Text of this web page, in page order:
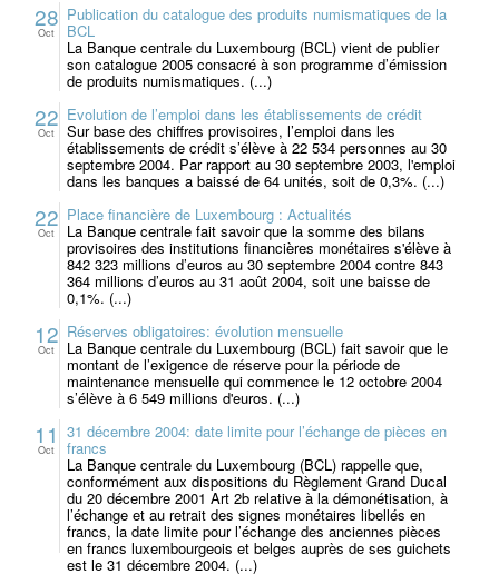
28
Oct
Publication du catalogue des produits numismatiques de la
BCL
La Banque centrale du Luxembourg (BCL) vient de publier
son catalogue 2005 consacré à son programme d’émission
de produits numismatiques. (...)
22
Oct
Evolution de l’emploi dans les établissements de crédit
Sur base des chiffres provisoires, l’emploi dans les
établissements de crédit s’élève à 22 534 personnes au 30
septembre 2004. Par rapport au 30 septembre 2003, l'emploi
dans les banques a baissé de 64 unités, soit de 0,3%. (...)
22
Oct
Place financière de Luxembourg : Actualités
La Banque centrale fait savoir que la somme des bilans
provisoires des institutions financières monétaires s'élève à
842 323 millions d’euros au 30 septembre 2004 contre 843
364 millions d’euros au 31 août 2004, soit une baisse de
0,1%. (...)
12
Oct
Réserves obligatoires: évolution mensuelle
La Banque centrale du Luxembourg (BCL) fait savoir que le
montant de l’exigence de réserve pour la période de
maintenance mensuelle qui commence le 12 octobre 2004
s’élève à 6 549 millions d'euros. (...)
11
Oct
31 décembre 2004: date limite pour l’échange de pièces en
francs
La Banque centrale du Luxembourg (BCL) rappelle que,
conformément aux dispositions du Règlement Grand Ducal
du 20 décembre 2001 Art 2b relative à la démonétisation, à
l’échange et au retrait des signes monétaires libellés en
francs, la date limite pour l’échange des anciennes pièces
en francs luxembourgeois et belges auprès de ses guichets
est le 31 décembre 2004. (...)